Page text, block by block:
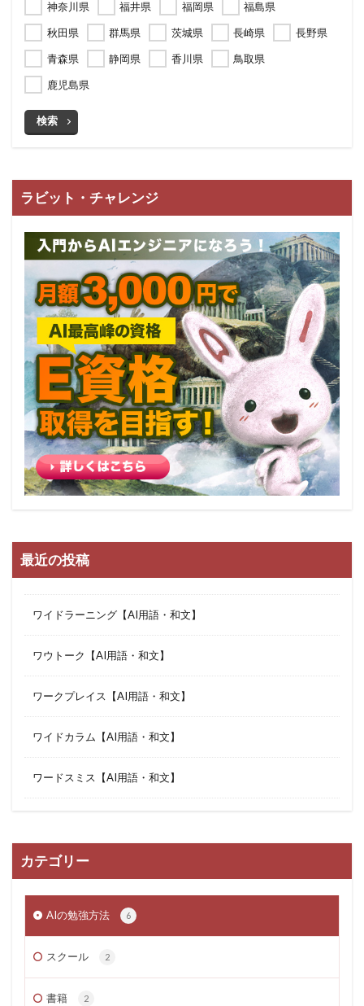
神奈川県 福井県 福岡県
福島県
秋田県
群馬県 茨城県 長崎県
長野県
青森県
静岡県 香川県
鳥取県
鹿児島県
検索
ラビット・チャレンジ
最近の投稿
ワイドラーニング【AI用語・和文】
ワウトーク【AI用語・和文】
ワークプレイス【AI用語・和文】
ワイドカラム【AI用語・和文】
ワードスミス【AI用語・和文】
カテゴリー
AIの勉強方法 6
スクール 2
書籍 2